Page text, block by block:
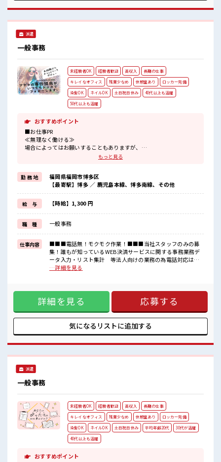
一緒にプライベート満喫！ ≪ヘアカラーOKで自由な雰囲気の
職場≫ 明るすぎたり奇抜でなければ基本的に自由！ (規定
しております！ 髪型にこだわりのあるアナタは必見！ 髪型自
由な職場！ 休憩室完備でランチや休憩も充実しそう♪
派遣
一般事務
未経験者OK 経験者歓迎 高収入
長期の仕事
キレイなオフィス
残業少なめ 休憩室あり
ロッカー完備
染髪OK
ネイルOK 土日祝日休み
40代以上も活躍
50代以上も活躍
おすすめポイント
■お仕事PR
≪無理なく働ける≫
場合によってはお願いすることもありますが、
週末は家族や友人と一緒にプライベート満喫！
≪髪色自由で自分らしく働く≫
明るすぎたり奇抜でなければ基本的に自由！
(規定有)≪未経験でも活躍できる≫
新しいことにチャレンジするのは不安だけど、
しっかり働く環境が整っています！
イチからスキルUP・ステップUP目指していきましょう！
≪収入アップを目指せる≫
高時給だらけの派遣のお仕事です！
■職場の雰囲気
キバツ過ぎなければ髪色・髪型は自由！
あなたの個性を大事にできます♪
ロッカーあり！
安心してお仕事に集中♪
もっと見る
勤 務 地
福岡県福岡市博多区
【最寄駅】博多 ／ 鹿児島本線、博多南線、その他
給 与 【時給】1,300 円
職 種 一般事務
仕事内容
■■■電話無！モクモク作業！■■■当社スタッフのみの募
集！誰もが知っているWEB決済サービスに関する事務業務デ
ータ入力・リスト集計 等法人向けの業務の為電話対応は一
切無し！ ■お仕事PR ≪無理なく働ける≫ 場合によってはお願
由で自分らしく働く≫ 明るすぎたり奇抜でなければ基本的に
自由！ (規定有)≪未経験でも活躍できる≫ 新しいことにチャ
レンジするのは不安だけど、 しっかり働く環境が整っていま
す！ イチからスキルUP・ステップUP目指していきましょ
う！ ≪収入アップを目指せる≫ 高時給だらけの派遣のお仕事
べり！ ストレス解消☆ ロッカーあり！ 安心してお仕事に集中
♪
…詳細を見る
詳細を見る 応募する
気になるリストに追加する
派遣
一般事務
未経験者OK 経験者歓迎 高収入
長期の仕事
キレイなオフィス
残業少なめ 休憩室あり
ロッカー完備
染髪OK
ネイルOK 土日祝日休み 平均年齢20代
30代が活躍
40代以上も活躍
おすすめポイント